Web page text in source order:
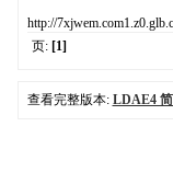
http://
页: [1]
查看完整版本: LDAE4